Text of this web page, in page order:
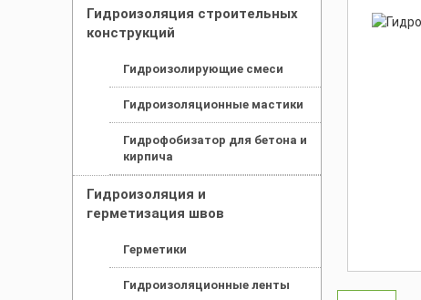
Гидроизоляция строительных
конструкций
Гидроизолирующие смеси
Гидроизоляционные мастики
Гидрофобизатор для бетона и
кирпича
Гидроизоляция и
герметизация швов
Герметики
Гидроизоляционные ленты